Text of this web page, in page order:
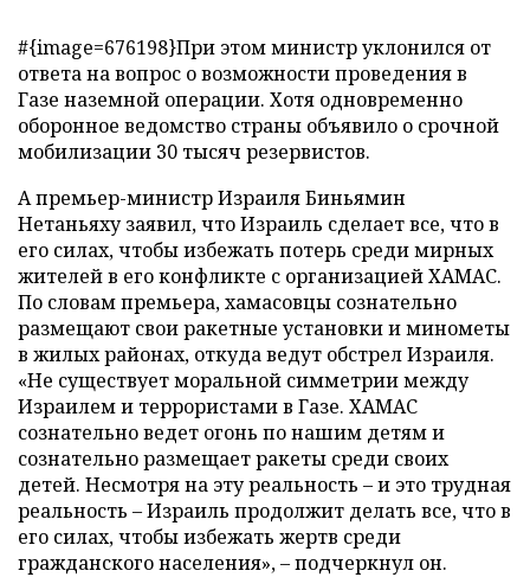
#{image=676198}При этом министр уклонился от
ответа на вопрос о возможности проведения в
Газе наземной операции. Хотя одновременно
оборонное ведомство страны объявило о срочной
мобилизации 30 тысяч резервистов.
А премьер-министр Израиля Биньямин
Нетаньяху заявил, что Израиль сделает все, что в
его силах, чтобы избежать потерь среди мирных
жителей в его конфликте с организацией ХАМАС.
По словам премьера, хамасовцы сознательно
размещают свои ракетные установки и минометы
в жилых районах, откуда ведут обстрел Израиля.
«Не существует моральной симметрии между
Израилем и террористами в Газе. ХАМАС
сознательно ведет огонь по нашим детям и
сознательно размещает ракеты среди своих
детей. Несмотря на эту реальность – и это трудная
реальность – Израиль продолжит делать все, что в
его силах, чтобы избежать жертв среди
гражданского населения», – подчеркнул он.